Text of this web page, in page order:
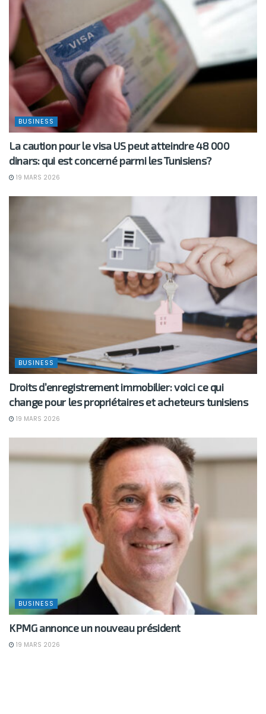
BUSINESS
La caution pour le visa US peut atteindre 48 000
dinars: qui est concerné parmi les Tunisiens?
19 MARS 2026
BUSINESS
Droits d’enregistrement immobilier: voici ce qui
change pour les propriétaires et acheteurs tunisiens
19 MARS 2026
BUSINESS
KPMG annonce un nouveau président
19 MARS 2026